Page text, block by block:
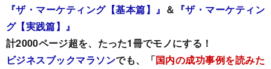
『ザ・マーケティング【基本篇】』 ＆ 『ザ・マーケティン
グ【実践篇】』
計2000ページ超を、たった1冊でモノにする！
ビジネスブックマラソンでも、 「国内の成功事例を読みた